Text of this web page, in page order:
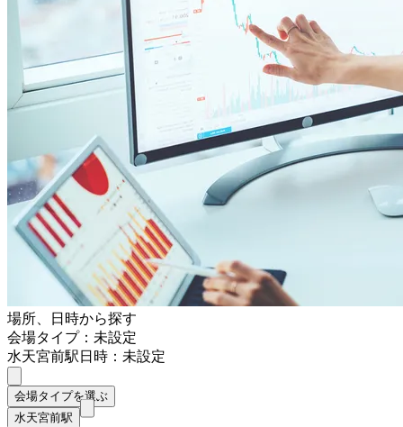
場所、日時から探す
会場タイプ：未設定
水天宮前駅日時：未設定
会場タイプを選ぶ
水天宮前駅